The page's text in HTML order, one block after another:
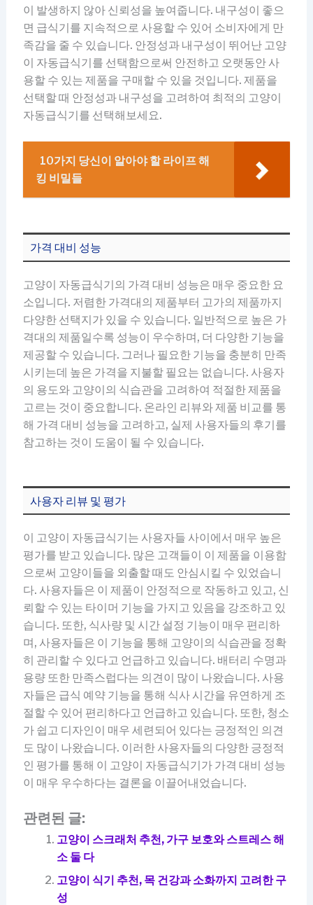
이 발생하지 않아 신뢰성을 높여줍니다. 내구성이 좋으
면 급식기를 지속적으로 사용할 수 있어 소비자에게 만
족감을 줄 수 있습니다. 안정성과 내구성이 뛰어난 고양
이 자동급식기를 선택함으로써 안전하고 오랫동안 사
용할 수 있는 제품을 구매할 수 있을 것입니다. 제품을
선택할 때 안정성과 내구성을 고려하여 최적의 고양이
자동급식기를 선택해보세요.
10가지 당신이 알아야 할 라이프 해
킹 비밀들
가격 대비 성능
고양이 자동급식기의 가격 대비 성능은 매우 중요한 요
소입니다. 저렴한 가격대의 제품부터 고가의 제품까지
다양한 선택지가 있을 수 있습니다. 일반적으로 높은 가
격대의 제품일수록 성능이 우수하며, 더 다양한 기능을
제공할 수 있습니다. 그러나 필요한 기능을 충분히 만족
시키는데 높은 가격을 지불할 필요는 없습니다. 사용자
의 용도와 고양이의 식습관을 고려하여 적절한 제품을
고르는 것이 중요합니다. 온라인 리뷰와 제품 비교를 통
해 가격 대비 성능을 고려하고, 실제 사용자들의 후기를
참고하는 것이 도움이 될 수 있습니다.
사용자 리뷰 및 평가
이 고양이 자동급식기는 사용자들 사이에서 매우 높은
평가를 받고 있습니다. 많은 고객들이 이 제품을 이용함
으로써 고양이들을 외출할 때도 안심시킬 수 있었습니
다. 사용자들은 이 제품이 안정적으로 작동하고 있고, 신
뢰할 수 있는 타이머 기능을 가지고 있음을 강조하고 있
습니다. 또한, 식사량 및 시간 설정 기능이 매우 편리하
며, 사용자들은 이 기능을 통해 고양이의 식습관을 정확
히 관리할 수 있다고 언급하고 있습니다. 배터리 수명과
용량 또한 만족스럽다는 의견이 많이 나왔습니다. 사용
자들은 급식 예약 기능을 통해 식사 시간을 유연하게 조
절할 수 있어 편리하다고 언급하고 있습니다. 또한, 청소
가 쉽고 디자인이 매우 세련되어 있다는 긍정적인 의견
도 많이 나왔습니다. 이러한 사용자들의 다양한 긍정적
인 평가를 통해 이 고양이 자동급식기가 가격 대비 성능
이 매우 우수하다는 결론을 이끌어내었습니다.
관련된 글:
고양이 스크래처 추천, 가구 보호와 스트레스 해
소 둘 다
고양이 식기 추천, 목 건강과 소화까지 고려한 구
성